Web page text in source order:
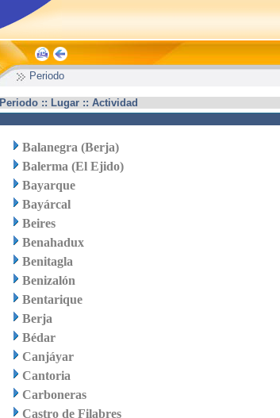
Periodo
Periodo :: Lugar :: Actividad
Balanegra (Berja)
Balerma (El Ejido)
Bayarque
Bayárcal
Beires
Benahadux
Benitagla
Benizalón
Bentarique
Berja
Bédar
Canjáyar
Cantoria
Carboneras
Castro de Filabres